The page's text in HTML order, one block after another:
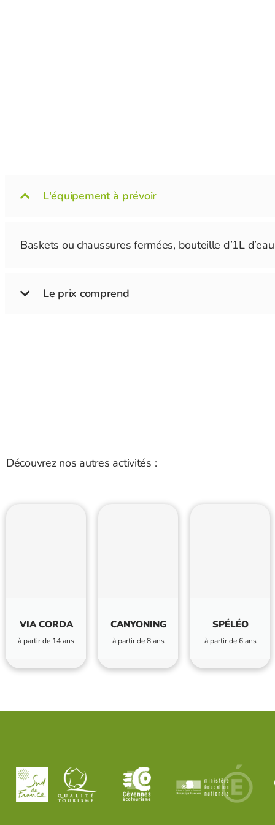
L'équipement à prévoir
Baskets ou chaussures fermées, bouteille d’1L
Le prix comprend
Découvrez nos autres activités :
VIA CORDA
à partir de 14 ans
CANYONING
à partir de 8 ans
SPÉLÉO
à partir de 6 ans